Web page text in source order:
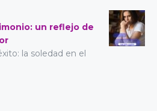
un reflejo de
la soledad en el